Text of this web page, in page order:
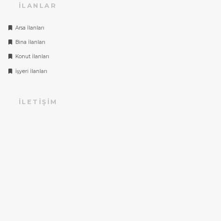
İLANLAR
Arsa İlanları
Bina İlanları
Konut İlanları
İşyeri İlanları
İLETIŞIM